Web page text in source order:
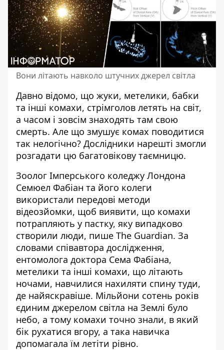
Вони літають навколо штучних джерел світла
Давно відомо, що жуки, метелики, бабки
та інші комахи, стрімголов летять на світ,
а часом і зовсім знаходять там свою
смерть. Але що змушує комах поводитися
так нелогічно? Дослідники нарешті змогли
розгадати цю багатовікову таємницю.
Зоолог Імперського коледжу Лондона
Семюел Фабіан та його колеги
використали передові методи
відеозйомки, щоб виявити, що комахи
потрапляють у пастку, яку випадково
створили люди, пише The Guardian. За
словами співавтора дослідження,
ентомолога доктора Сема Фабіана,
метелики та інші комахи, що літають
ночами, навчилися нахиляти спину туди,
де найяскравіше. Мільйони сотень років
єдиним джерелом світла на Землі було
небо, а тому комахи точно знали, в який
бік рухатися вгору, а така навичка
допомагала їм летіти рівно.